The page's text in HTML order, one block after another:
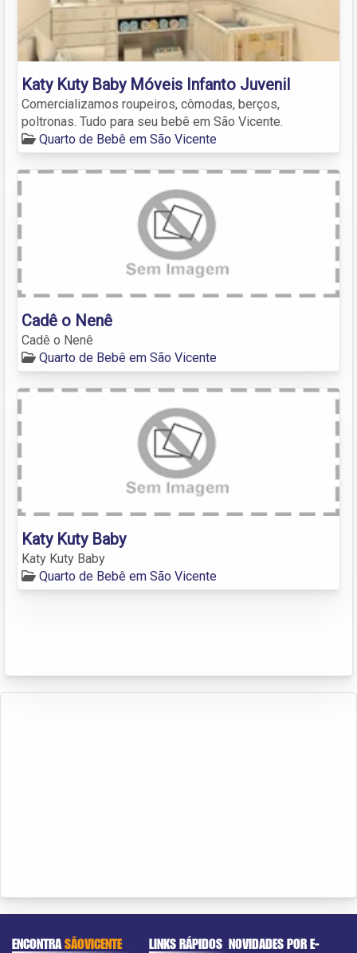
Katy Kuty Baby Móveis Infanto Juvenil
Comercializamos roupeiros, cômodas, berços,
poltronas. Tudo para seu bebê em São Vicente.
Quarto de Bebê em São Vicente
Cadê o Nenê
Cadê o Nenê
Quarto de Bebê em São Vicente
Katy Kuty Baby
Katy Kuty Baby
Quarto de Bebê em São Vicente
ENCONTRASÃOVICENTE LINKS RÁPIDOS NOVIDADES POR E-